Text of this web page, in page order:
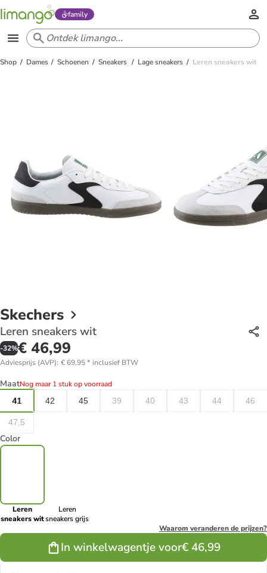
family
Shop Dames Schoenen Sneakers Lage sneakers Leren sneakers wit
Skechers
Leren sneakers wit
-32%€ 46,99
Adviesprijs (AVP): € 69,95* inclusief BTW
MaatNog maar 1 stuk op voorraad
41
42 45 39 40 43 44 46
47,5
Color
Leren
sneakers wit
Leren
sneakers grijs
Waarom veranderen de prijzen?
In winkelwagentje voor€ 46,99